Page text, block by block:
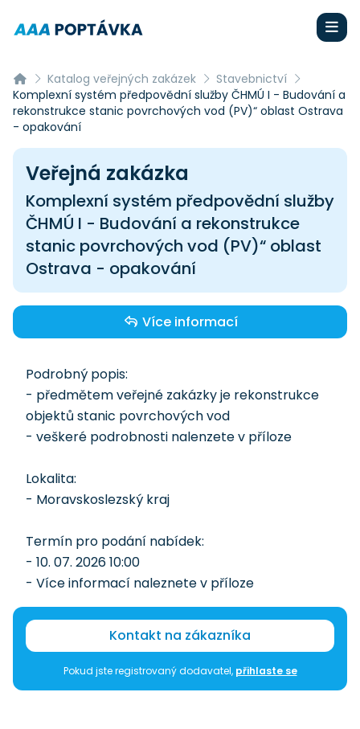
Katalog veřejných zakázek
Stavebnictví
Komplexní systém předpovědní služby ČHMÚ I - Budování a
rekonstrukce stanic povrchových vod (PV)“ oblast Ostrava
- opakování
Veřejná zakázka
Komplexní systém předpovědní služby
ČHMÚ I - Budování a rekonstrukce
stanic povrchových vod (PV)“ oblast
Ostrava - opakování
Více informací
Podrobný popis:
- předmětem veřejné zakázky je rekonstrukce
objektů stanic povrchových vod
- veškeré podrobnosti nalenzete v příloze
Lokalita:
- Moravskoslezský kraj
Termín pro podání nabídek:
- 10. 07. 2026 10:00
- Více informací naleznete v příloze
Kontakt na zákazníka
Pokud jste registrovaný dodavatel, přihlaste se